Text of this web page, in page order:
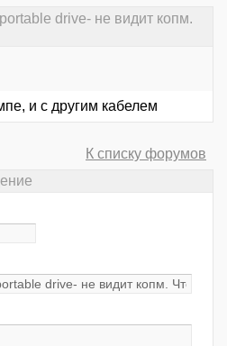
drive- не видит копм.
и с другим кабелем
К списку форумов